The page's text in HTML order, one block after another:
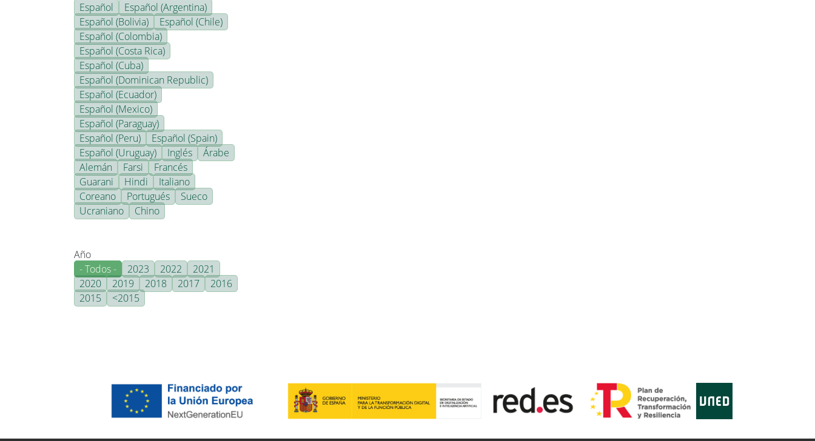
Español
Español (Argentina)
Español (Bolivia)
Español (Chile)
Español (Colombia)
Español (Costa Rica)
Español (Cuba)
Español (Dominican Republic)
Español (Ecuador)
Español (Mexico)
Español (Paraguay)
Español (Peru)
Español (Spain)
Español (Uruguay)
Inglés
Árabe
Alemán
Farsi
Francés
Guarani
Hindi
Italiano
Coreano
Portugués
Sueco
Ucraniano
Chino
Año
- Todos -
2023 2022
2021
2020
2019 2018 2017
2016
2015
<2015